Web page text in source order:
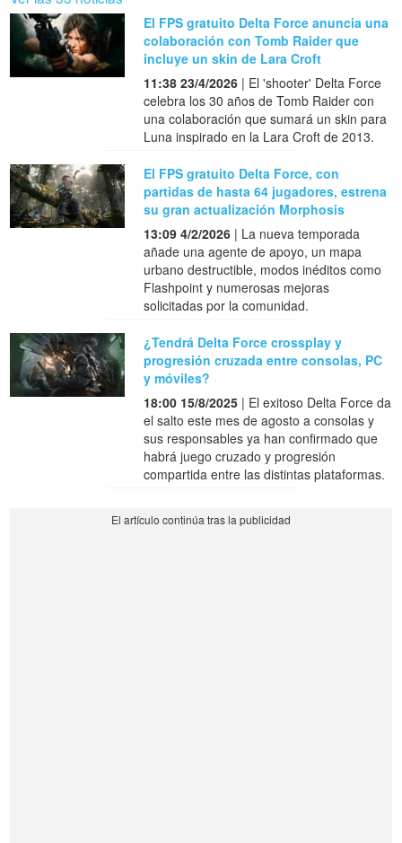
El FPS gratuito Delta Force anuncia una
colaboración con Tomb Raider que
incluye un skin de Lara Croft
11:38 23/4/2026 | El 'shooter' Delta Force
celebra los 30 años de Tomb Raider con
una colaboración que sumará un skin para
Luna inspirado en la Lara Croft de 2013.
El FPS gratuito Delta Force, con
partidas de hasta 64 jugadores, estrena
su gran actualización Morphosis
13:09 4/2/2026 | La nueva temporada
añade una agente de apoyo, un mapa
urbano destructible, modos inéditos como
Flashpoint y numerosas mejoras
solicitadas por la comunidad.
¿Tendrá Delta Force crossplay y
progresión cruzada entre consolas, PC
y móviles?
18:00 15/8/2025 | El exitoso Delta Force da
el salto este mes de agosto a consolas y
sus responsables ya han confirmado que
habrá juego cruzado y progresión
compartida entre las distintas plataformas.